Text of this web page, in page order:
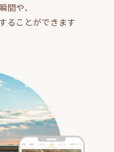
間や、
ることができます